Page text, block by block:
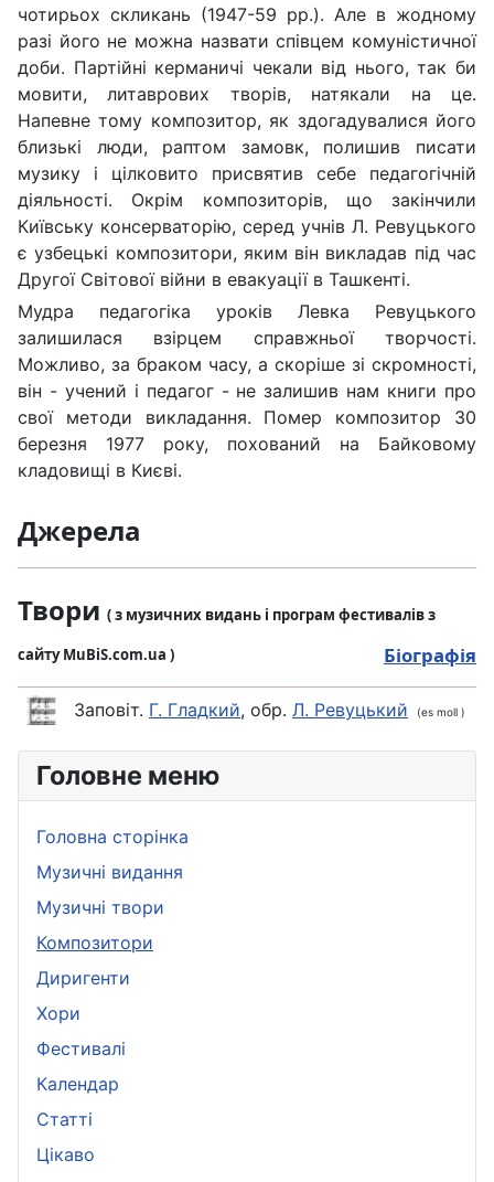
Головне меню
Головна сторінка
Музичні видання
Музичні твори
Композитори
Диригенти
Хори
Фестивалі
Календар
Статті
Цікаво
чотирьох скликань (1947-59 рр.). Але в жодному
разі його не можна назвати співцем комуністичної
доби. Партійні керманичі чекали від нього, так би
мовити, литаврових творів, натякали на це.
Напевне тому композитор, як здогадувалися його
близькі люди, раптом замовк, полишив писати
музику і цілковито присвятив себе педагогічній
діяльності. Окрім композиторів, що закінчили
Київську консерваторію, серед учнів Л. Ревуцького
є узбецькі композитори, яким він викладав під час
Другої Світової війни в евакуації в Ташкенті.
Мудра педагогіка уроків Левка Ревуцького
залишилася взірцем справжньої творчості.
Можливо, за браком часу, а скоріше зі скромності,
він - учений і педагог - не залишив нам книги про
свої методи викладання. Помер композитор 30
березня 1977 року, похований на Байковому
кладовищі в Києві.
Джерела
Твори ( з музичних видань і програм фестивалів з
сайту MuBiS.com.ua )
Біографія
Заповіт. Г. Гладкий, обр. Л. Ревуцький (es moll )